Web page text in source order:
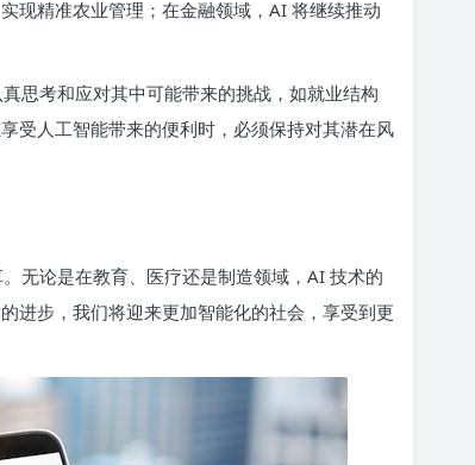
现精准农业管理；在金融领域，AI 将继续推动
思考和应对其中可能带来的挑战，如就业结构
受人工智能带来的便利时，必须保持对其潜在风
无论是在教育、医疗还是制造领域，AI 技术的
进步，我们将迎来更加智能化的社会，享受到更